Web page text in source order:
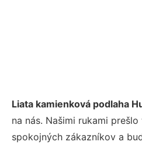
Liata kamienková podlaha
na nás. Našimi rukami
spokojných zákazníkov a